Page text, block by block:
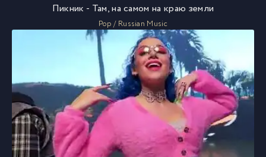
Пикник - Там, на самом на краю земли
Pop / Russian Music